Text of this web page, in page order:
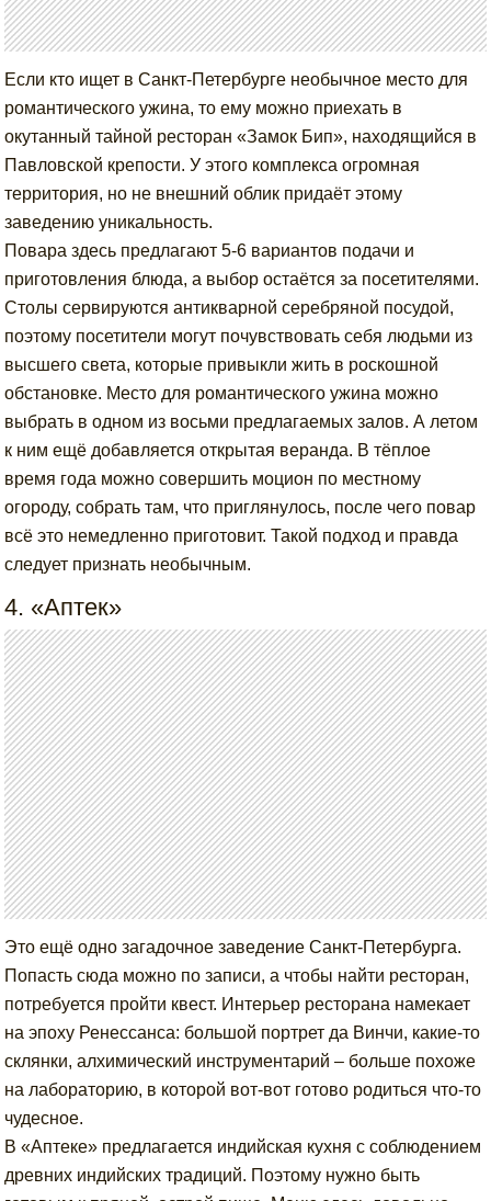
Если кто ищет в Санкт-Петербурге необычное место для
романтического ужина, то ему можно приехать в
окутанный тайной ресторан «Замок Бип», находящийся в
Павловской крепости. У этого комплекса огромная
территория, но не внешний облик придаёт этому
заведению уникальность.
Повара здесь предлагают 5-6 вариантов подачи и
приготовления блюда, а выбор остаётся за посетителями.
Столы сервируются антикварной серебряной посудой,
поэтому посетители могут почувствовать себя людьми из
высшего света, которые привыкли жить в роскошной
обстановке. Место для романтического ужина можно
выбрать в одном из восьми предлагаемых залов. А летом
к ним ещё добавляется открытая веранда. В тёплое
время года можно совершить моцион по местному
огороду, собрать там, что приглянулось, после чего повар
всё это немедленно приготовит. Такой подход и правда
следует признать необычным.
4. «Аптек»
Это ещё одно загадочное заведение Санкт-Петербурга.
Попасть сюда можно по записи, а чтобы найти ресторан,
потребуется пройти квест. Интерьер ресторана намекает
на эпоху Ренессанса: большой портрет да Винчи, какие-то
склянки, алхимический инструментарий – больше похоже
на лабораторию, в которой вот-вот готово родиться что-то
чудесное.
В «Аптеке» предлагается индийская кухня с соблюдением
древних индийских традиций. Поэтому нужно быть